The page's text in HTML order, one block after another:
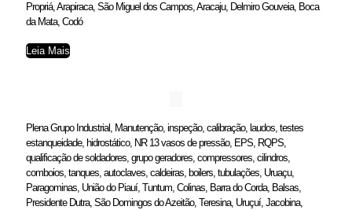
Propriá, Arapiraca, São Miguel dos Campos, Aracaju, Delmiro Gouveia, Boca
da Mata, Codó
Leia Mais
Plena Grupo Industrial, Manutenção, inspeção, calibração, laudos, testes
estanqueidade, hidrostático, NR 13 vasos de pressão, EPS, RQPS,
qualificação de soldadores, grupo geradores, compressores, cilindros,
comboios, tanques, autoclaves, caldeiras, boilers, tubulações, Uruaçu,
Paragominas, União do Piauí, Tuntum, Colinas, Barra do Corda, Balsas,
Presidente Dutra, São Domingos do Azeitão, Teresina, Uruçuí, Jacobina,